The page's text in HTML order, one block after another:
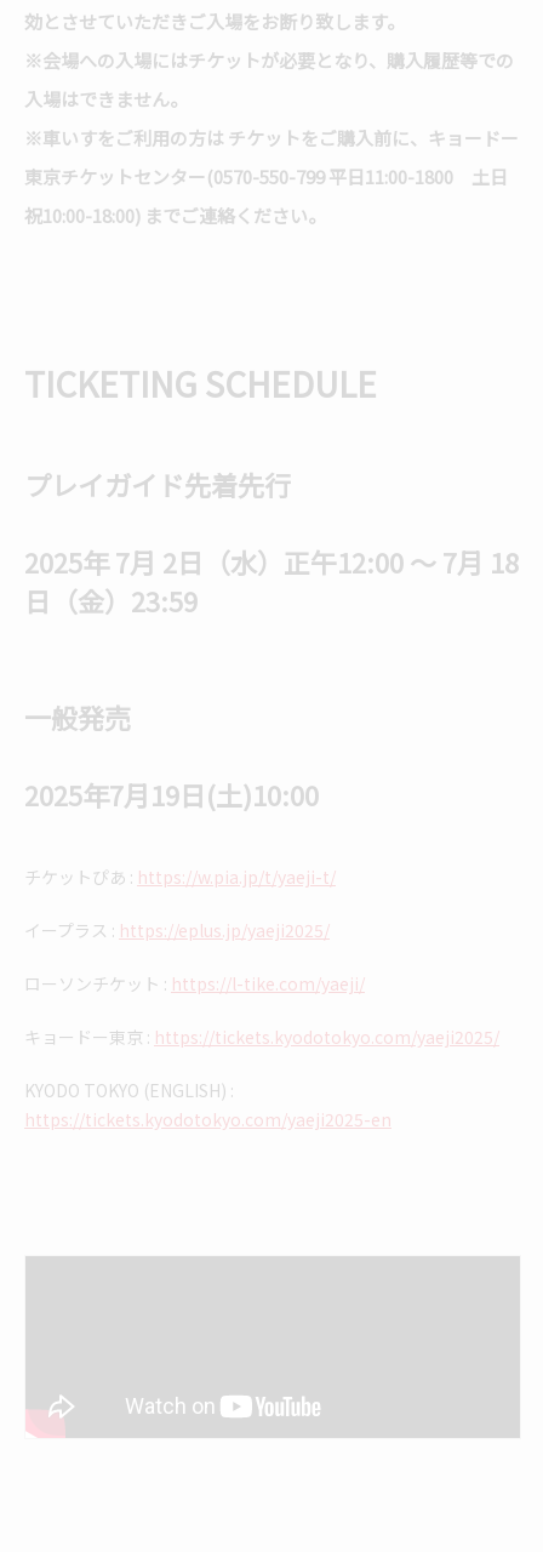
効とさせていただきご入場をお断り致します。
※会場への入場にはチケットが必要となり、購入履歴等での
入場はできません。
※車いすをご利用の方は チケットをご購入前に、キョードー
東京チケットセンター(0570-550-799 平日11:00-1800 土日
祝10:00-18:00) までご連絡ください。
TICKETING SCHEDULE
プレイガイド先着先行
2025年 7月 2日（水）正午12:00 〜 7月 18
日（金）23:59
一般発売
2025年7月19日(土)10:00
チケットぴあ : https://w.pia.jp/t/yaeji-t/
イープラス : https://eplus.jp/yaeji2025/
ローソンチケット : https://l-tike.com/yaeji/
キョードー東京 : https://tickets.kyodotokyo.com/yaeji2025/
KYODO TOKYO (ENGLISH) :
https://tickets.kyodotokyo.com/yaeji2025-en